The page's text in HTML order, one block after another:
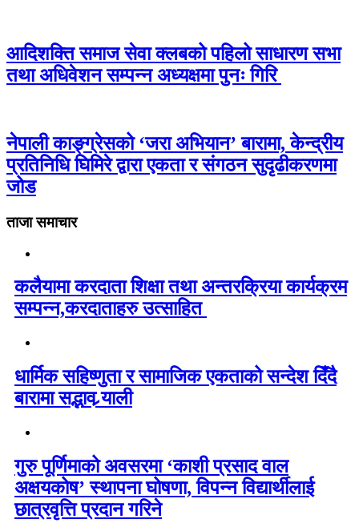
आदिशक्ति समाज सेवा क्लबको पहिलो साधारण सभा
तथा अधिवेशन सम्पन्न अध्यक्षमा पुनः गिरि
नेपाली काङ्ग्रेसको ‘जरा अभियान’ बारामा, केन्द्रीय
प्रतिनिधि घिमिरे द्वारा एकता र संगठन सुदृढीकरणमा
जोड
ताजा समाचार
कलैयामा करदाता शिक्षा तथा अन्तरक्रिया कार्यक्रम
सम्पन्न,करदाताहरु उत्साहित
धार्मिक सहिष्णुता र सामाजिक एकताको सन्देश दिँदै
बारामा सद्भाव र्‍याली
गुरु पूर्णिमाको अवसरमा ‘काशी प्रसाद वाल
अक्षयकोष’ स्थापना घोषणा, विपन्न विद्यार्थीलाई
छात्रवृत्ति प्रदान गरिने